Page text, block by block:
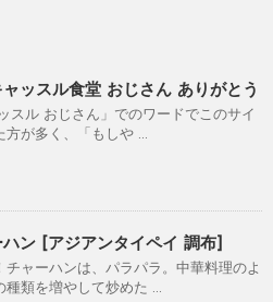
ャッスル食堂 おじさん ありがとう
スル おじさん」でのワードでこのサイ
方が多く、「もしや ...
ン [アジアンタイペイ 調布]
チャーハンは、パラパラ。中華料理のよ
種類を増やして炒めた ...